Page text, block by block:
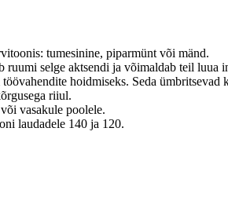
tumesinine, piparmünt või mänd.
selge aktsendi ja võimaldab teil luua
hoidmiseks. Seda ümbritsevad
riiul.
vasakule poolele.
laudadele 140 ja 120.